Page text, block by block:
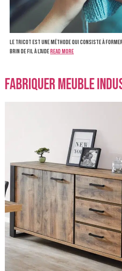
Le tricot est une méthode qui consiste à
brin de fil à l'aideRead more
fabriquer meuble